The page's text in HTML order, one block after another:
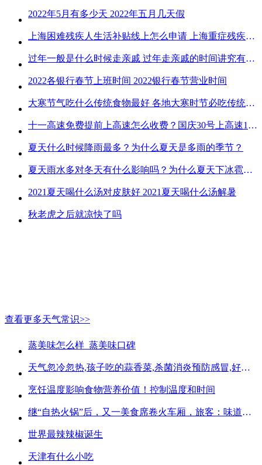
2022年5月有多少天 2022年五月几天假
上海困难残疾人生活补贴线上怎么申请 上海重症残疾人护理补贴线上申请流程
过年一般是什么时候走亲戚 过年走亲戚的时间讲究有哪些
2022各银行春节上班时间 2022银行春节营业时间
大寒节气吃什么传统食物最好 各地大寒时节必吃传统美食
十一高速免费提前上高速怎么收费？国庆30号上高速1号下高速免费吗？
夏天什么时候降雨最多？为什么夏天是多雨的季节？
夏天雨水多对冬天有什么影响吗？为什么夏天下冰雹而冬天不下冰雹
2021夏天喝什么汤对皮肤好 2021夏天喝什么汤解暑
秋老虎之后就凉快了吗
查看更多天气常识>>
蒸美味怎么样_蒸美味口碑
天气忽冷忽热,孩子吃的蒜香菜,杀菌消炎预防感冒,好吃不贵
烹饪温度影响食物营养价值！控制温度和时间
继“自热火锅”后，又一美食席卷火车厢，旅客：味道好吃又方便
世界最辣辣椒诞生
天津有什么小吃